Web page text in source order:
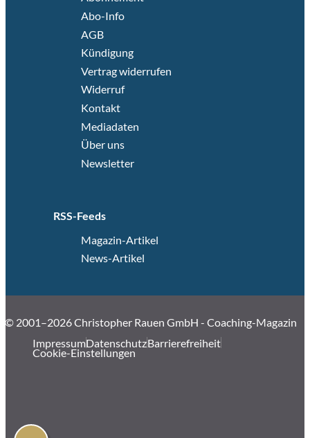
Abo-Info
AGB
Kündigung
Vertrag widerrufen
Widerruf
Kontakt
Mediadaten
Über uns
Newsletter
RSS-Feeds
Magazin-Artikel
News-Artikel
© 2001–2026 Christopher Rauen GmbH - Coaching-Magazin
ImpressumDatenschutzBarrierefreiheit
Cookie-Einstellungen